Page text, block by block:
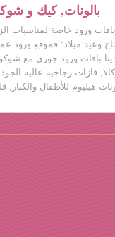
بالونات, كيك و
باقات ورود خاصة لمناسبات
وعيد ميلاد: فموقع ورود
باقات ورود جوري مع
فازات زجاجية عالية